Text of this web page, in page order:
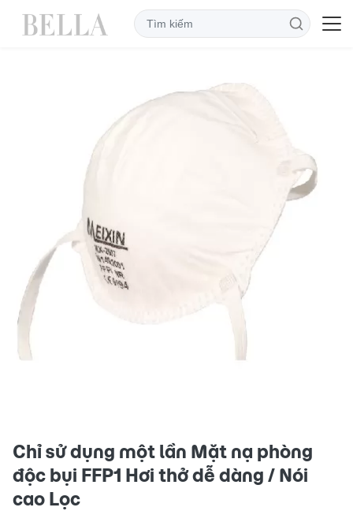
Chỉ sử dụng một lần Mặt nạ phòng
độc bụi FFP1 Hơi thở dễ dàng / Nói
cao Lọc